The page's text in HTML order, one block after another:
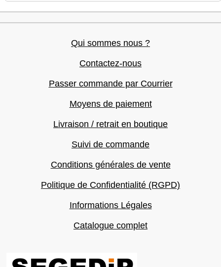
Qui sommes nous ?
Contactez-nous
Passer commande par Courrier
Moyens de paiement
Livraison / retrait en boutique
Suivi de commande
Conditions générales de vente
Politique de Confidentialité (RGPD)
Informations Légales
Catalogue complet